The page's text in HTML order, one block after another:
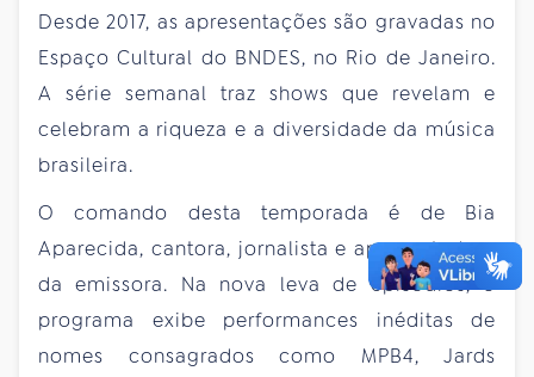
Desde 2017, as apresentações são gravadas no
Espaço Cultural do BNDES, no Rio de Janeiro.
A série semanal traz shows que revelam e
celebram a riqueza e a diversidade da música
brasileira.
O comando desta temporada é de Bia
Aparecida, cantora, jornalista e apresentadora
da emissora. Na nova leva de episódios, o
programa exibe performances inéditas de
nomes consagrados como MPB4, Jards